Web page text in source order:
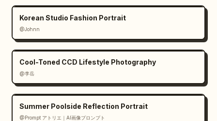
Korean Studio Fashion Portrait
@Johnn
Cool-Toned CCD Lifestyle Photography
@李岳
Summer Poolside Reflection Portrait
@Prompt アトリエ｜AI画像プロンプト